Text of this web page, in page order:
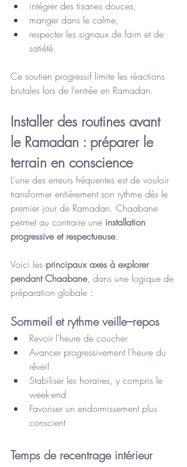
intégrer des tisanes douces,
manger dans le calme,
respecter les signaux de faim et de
satiété.
Ce soutien progressif limite les réactions
brutales lors de l’entrée en Ramadan.
Installer des routines avant
le Ramadan : préparer le
terrain en conscience
L’une des erreurs fréquentes est de vouloir
transformer entièrement son rythme dès le
premier jour de Ramadan. Chaabane
permet au contraire une installation
progressive et respectueuse.
Voici les principaux axes à explorer
pendant Chaabane, dans une logique de
préparation globale :
Sommeil et rythme veille–repos
Revoir l’heure de coucher
Avancer progressivement l’heure du
réveil
Stabiliser les horaires, y compris le
week-end
Favoriser un endormissement plus
conscient
Temps de recentrage intérieur